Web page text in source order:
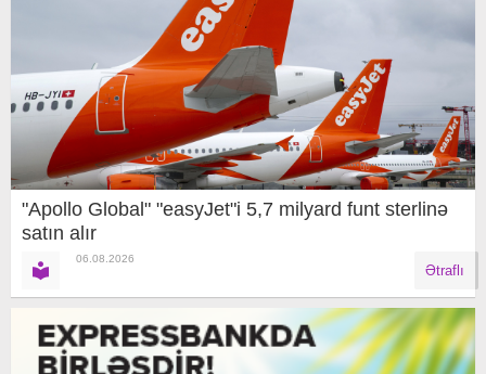
"Apollo Global" "easyJet"i 5,7 milyard funt sterlinə
satın alır
06.08.2026
Ətraflı